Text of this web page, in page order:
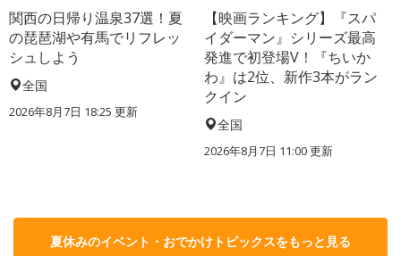
関西の日帰り温泉37選！夏
の琵琶湖や有馬でリフレッ
シュしよう
全国
2026年8月7日 18:25 更新
【映画ランキング】『スパ
イダーマン』シリーズ最高
発進で初登場V！『ちいか
わ』は2位、新作3本がラン
クイン
全国
2026年8月7日 11:00更新
夏休みのイベント・おでかけトピックスをもっと見る